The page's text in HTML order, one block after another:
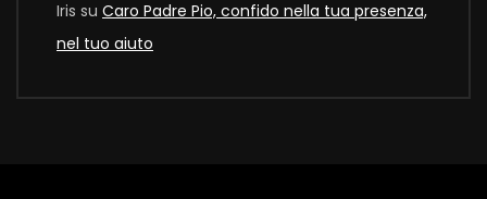
Iris su Caro Padre Pio, confido nella tua presenza,
nel tuo aiuto